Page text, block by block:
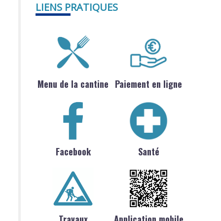
LIENS PRATIQUES
Menu de la cantine Paiement en ligne
Facebook Santé